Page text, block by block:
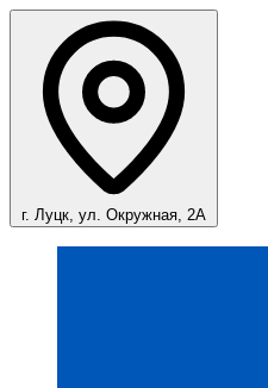
г. Луцк, ул. Окружная, 2А